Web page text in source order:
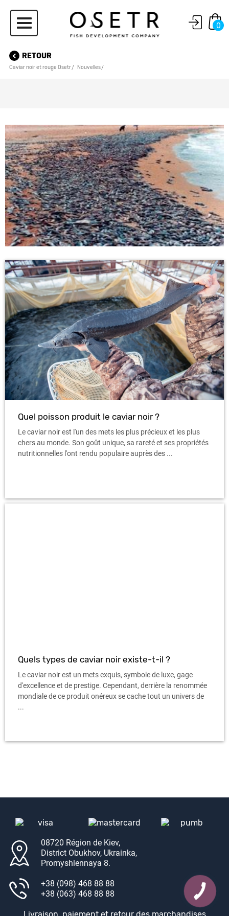
0
RETOUR
Caviar noir et rouge Osetr Nouvelles
Quel poisson produit le caviar noir ?
Le caviar noir est l'un des mets les plus précieux et les plus
chers au monde. Son goût unique, sa rareté et ses propriétés
nutritionnelles l'ont rendu populaire auprès des ...
Quels types de caviar noir existe-t-il ?
Le caviar noir est un mets exquis, symbole de luxe, gage
d'excellence et de prestige. Cependant, derrière la renommée
mondiale de ce produit onéreux se cache tout un univers de
...
08720 Région de Kiev,
District Obukhov, Ukrainka,
Promyshlennaya 8.
+38 (098) 468 88 88
+38 (063) 468 88 88